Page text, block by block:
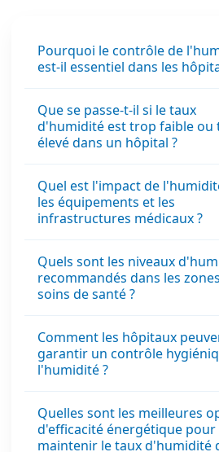
Pourquoi le contrôle de
est-il essentiel dans les
Que se passe-t-il si le taux
d'humidité est trop faible ou
élevé dans un hôpital ?
Quel est l'impact de
les équipements et les
infrastructures médicaux ?
Quels sont les niveaux
recommandés dans les
soins de santé ?
Comment les hôpitaux
garantir un contrôle
l'humidité ?
Quelles sont les meilleures
d'efficacité énergétique pour
maintenir le taux d'humidité